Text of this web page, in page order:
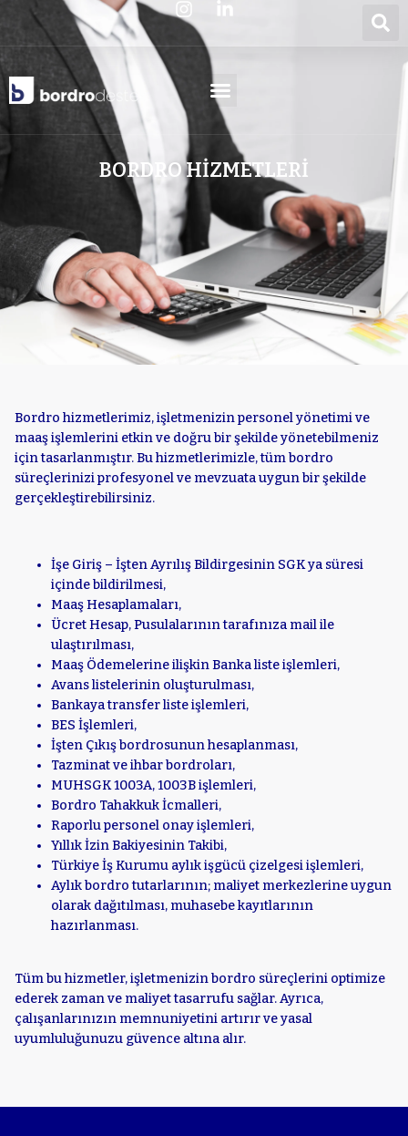
BORDRO HİZMETLERİ
Bordro hizmetlerimiz, işletmenizin personel yönetimi ve
maaş işlemlerini etkin ve doğru bir şekilde yönetebilmeniz
için tasarlanmıştır. Bu hizmetlerimizle, tüm bordro
süreçlerinizi profesyonel ve mevzuata uygun bir şekilde
gerçekleştirebilirsiniz.
İşe Giriş – İşten Ayrılış Bildirgesinin SGK ya süresi
içinde bildirilmesi,
Maaş Hesaplamaları,
Ücret Hesap, Pusulalarının tarafınıza mail ile
ulaştırılması,
Maaş Ödemelerine ilişkin Banka liste işlemleri,
Avans listelerinin oluşturulması,
Bankaya transfer liste işlemleri,
BES İşlemleri,
İşten Çıkış bordrosunun hesaplanması,
Tazminat ve ihbar bordroları,
MUHSGK 1003A, 1003B işlemleri,
Bordro Tahakkuk İcmalleri,
Raporlu personel onay işlemleri,
Yıllık İzin Bakiyesinin Takibi,
Türkiye İş Kurumu aylık işgücü çizelgesi işlemleri,
Aylık bordro tutarlarının; maliyet merkezlerine uygun
olarak dağıtılması, muhasebe kayıtlarının
hazırlanması.
Tüm bu hizmetler, işletmenizin bordro süreçlerini optimize
ederek zaman ve maliyet tasarrufu sağlar. Ayrıca,
çalışanlarınızın memnuniyetini artırır ve yasal
uyumluluğunuzu güvence altına alır.